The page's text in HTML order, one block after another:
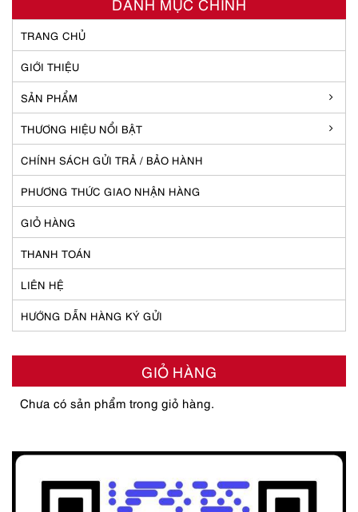
TRANG CHỦ
GIỚI THIỆU
SẢN PHẨM
THƯƠNG HIỆU NỔI BẬT
CHÍNH SÁCH GỬI TRẢ / BẢO HÀNH
PHƯƠNG THỨC GIAO NHẬN HÀNG
GIỎ HÀNG
THANH TOÁN
LIÊN HỆ
HƯỚNG DẪN HÀNG KÝ GỬI
GIỎ HÀNG
Chưa có sản phẩm trong giỏ hàng.